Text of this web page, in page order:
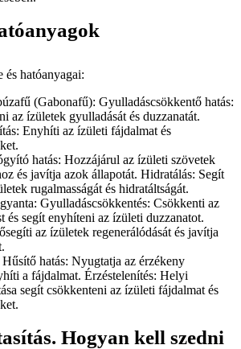
és hatóanyagai:
(Gabonafű): Gyulladáscsökkentő hatás:
az ízületek gyulladását és duzzanatát.
Enyhíti az ízületi fájdalmat és
hatás: Hozzájárul az ízületi szövetek
és javítja azok állapotát. Hidratálás: Segít
rugalmasságát és hidratáltságát.
Gyulladáscsökkentés: Csökkenti az
és segít enyhíteni az ízületi duzzanatot.
az ízületek regenerálódását és javítja
hatás: Nyugtatja az érzékeny
a fájdalmat. Érzéstelenítés: Helyi
segít csökkenteni az ízületi fájdalmat és
Hogyan kell szedni